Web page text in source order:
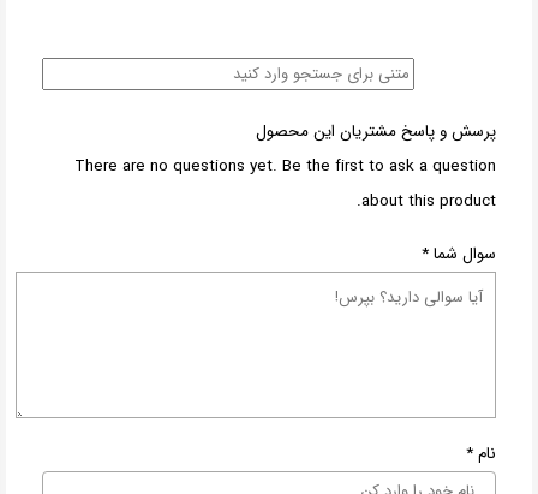
پرسش و پاسخ مشتریان این محصول
There are no questions yet. Be the first to ask a question
about this product.
سوال شما*
نام*